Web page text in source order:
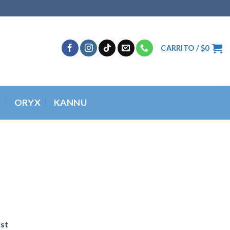
CARRITO /$0
ORYX KANNU